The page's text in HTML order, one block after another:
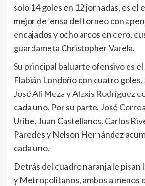
solo 14 goles en 12 jornadas, es el
mejor defensa del torneo con
encajados y ocho arcos en cero,
guardameta Christopher Varela.
Su principal baluarte ofensivo es
Flabián Londoño con cuatro
José Alí Meza y Alexis Rodríguez
cada uno. Por su parte, José
Uribe, Juan Castellanos, Carlos
Paredes y Nelson Hernández
cada uno.
Detrás del cuadro naranja le pisan
y Metropolitanos, ambos a menos